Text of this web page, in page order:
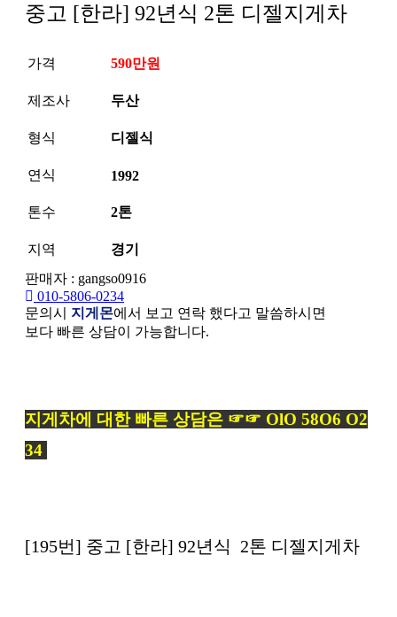
중고 [한라] 92년식 2톤 디젤지게차
가격 590만원
제조사 두산
형식 디젤식
연식 1992
톤수 2톤
지역
경기
판매자 : gangso0916
010-5806-0234
문의시 지게몬에서 보고 연락 했다고 말씀하시면
보다 빠른 상담이 가능합니다.
지게차에 대한 빠른 상담은 ☞☞ OlO 58O6 O2
34
[195번] 중고 [한라] 92년식 2톤 디젤지게차